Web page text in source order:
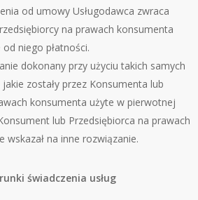
od umowy Usługodawca zwraca
na prawach konsumenta
niego płatności.
dokonany przy użyciu takich samych
jakie zostały przez Konsumenta lub
konsumenta użyte w pierwotnej
lub Przedsiębiorca na prawach
wskazał na inne rozwiązanie.
świadczenia usług